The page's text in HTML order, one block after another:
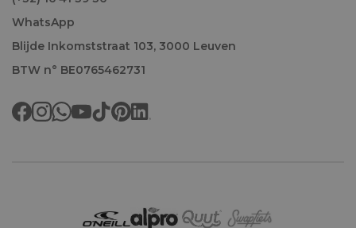
WhatsApp
Blijde Inkomststraat 103, 3000 Leuven
BTW n° BE0765462731